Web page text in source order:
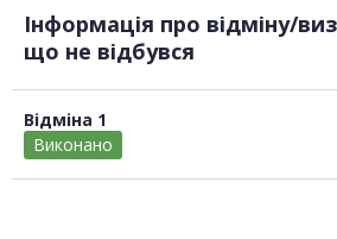
Інформація про відміну/
що не відбувся
Відміна 1
Виконано